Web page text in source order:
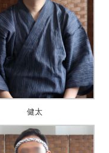
健太